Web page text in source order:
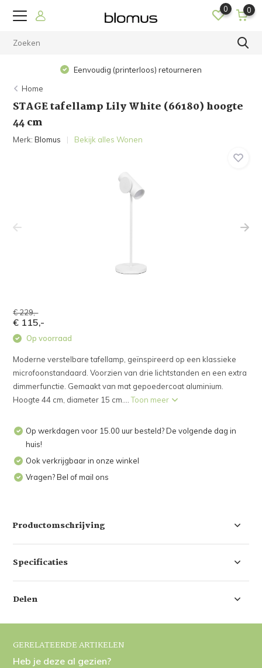
0 0
Eenvoudig (printerloos) retourneren
Home
STAGE tafellamp Lily White (66180) hoogte
44 cm
Merk:Blomus Bekijk alles Wonen
€ 229,-
€ 115,-
Op voorraad
Moderne verstelbare tafellamp, geïnspireerd op een klassieke
microfoonstandaard. Voorzien van drie lichtstanden en een extra
dimmerfunctie. Gemaakt van mat gepoedercoat aluminium.
Hoogte 44 cm, diameter 15 cm....Toon meer
Op werkdagen voor 15.00 uur besteld? De volgende dag in
huis!
Ook verkrijgbaar in onze winkel
Vragen? Bel of mail ons
Productomschrijving
Specificaties
Delen
GERELATEERDE ARTIKELEN
Heb je deze al gezien?